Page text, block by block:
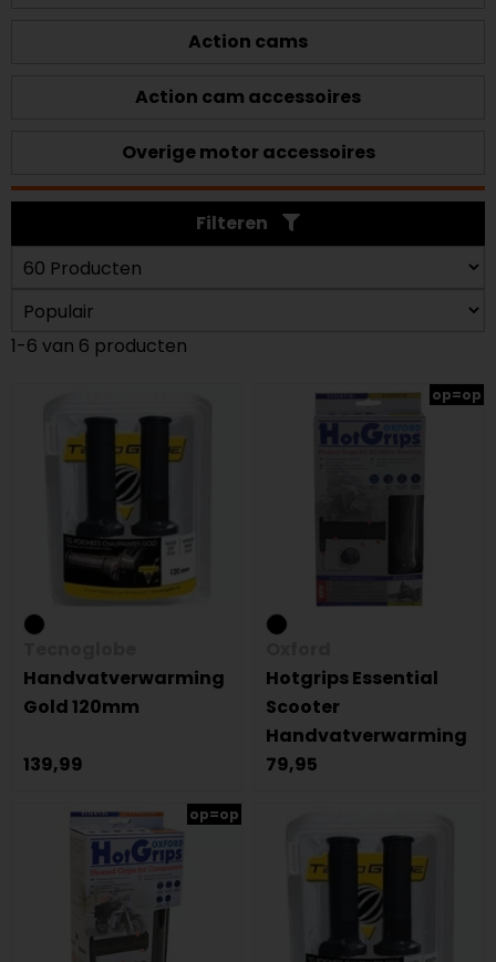
Action cams
Action cam accessoires
Overige motor accessoires
Filteren
1-6 van 6 producten
Handvatverwarming
Gold 120mm
139,99
op=op
Hotgrips Essential
Scooter
Handvatverwarming
79,95
op=op